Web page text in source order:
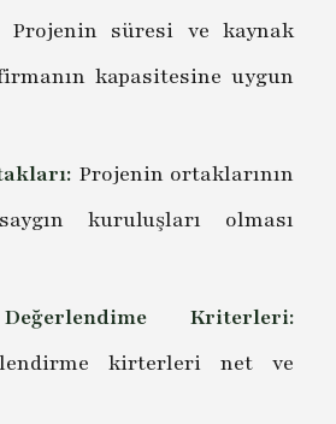
Projenin süresi ve kaynak
kapasitesine uygun
Projenin ortaklarının
kuruluşları olması
Kriterleri:
kirterleri net ve